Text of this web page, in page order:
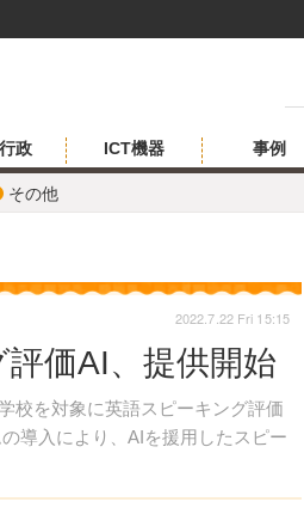
その他
政 ICT機器 事例
価AI、提供開始
校を対象に英語スピーキング評価
導入により、AIを援用したスピー
2022.7.22 Fri 15:15